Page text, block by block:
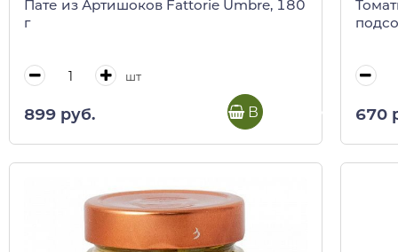
Пате из Артишоков Fattorie Umbre, 180
г
шт
899 руб. В корзину 670